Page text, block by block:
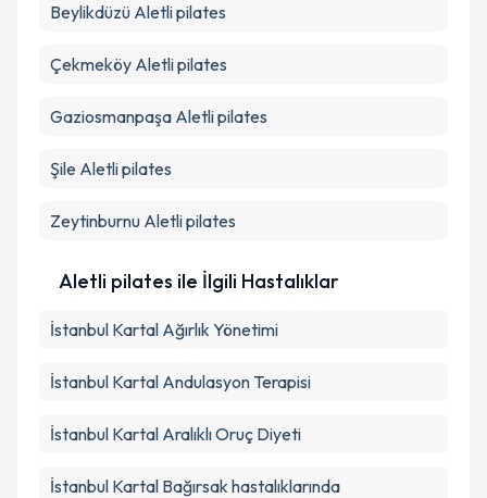
Beylikdüzü Aletli pilates
Çekmeköy Aletli pilates
Gaziosmanpaşa Aletli pilates
Şile Aletli pilates
Zeytinburnu Aletli pilates
Aletli pilates ile İlgili Hastalıklar
İstanbul Kartal Ağırlık Yönetimi
İstanbul Kartal Andulasyon Terapisi
İstanbul Kartal Aralıklı Oruç Diyeti
İstanbul Kartal Bağırsak hastalıklarında